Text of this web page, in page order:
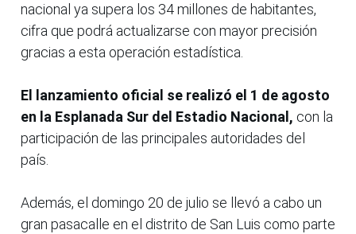
nacional ya supera los 34 millones de habitantes,
cifra que podrá actualizarse con mayor precisión
gracias a esta operación estadística.
El lanzamiento oficial se realizó el 1 de agosto
en la Esplanada Sur del Estadio Nacional, con la
participación de las principales autoridades del
país.
Además, el domingo 20 de julio se llevó a cabo un
gran pasacalle en el distrito de San Luis como parte